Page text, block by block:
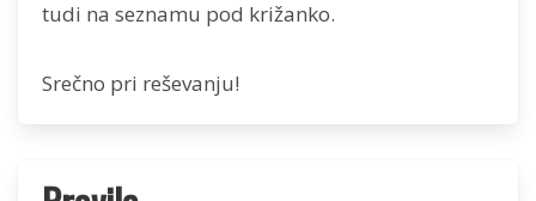
tudi na seznamu pod križanko.
Srečno pri reševanju!